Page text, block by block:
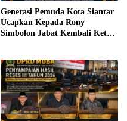
Generasi Pemuda Kota Siantar
Ucapkan Kepada Rony
Simbolon Jabat Kembali Ketua